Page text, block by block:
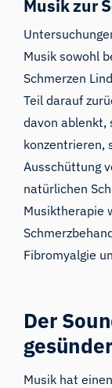
Musik zur
Musik sowohl
Schmerzen
Teil darauf
davon ablenkt,
konzentrieren,
Ausschüttung
natürlichen
Musiktherapie
Fibromyalgie
Der
Musik hat